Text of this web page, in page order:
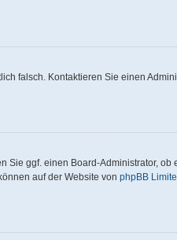
falsch. Kontaktieren Sie einen
ggf. einen Board-Administrator, ob
auf der Website von phpBB